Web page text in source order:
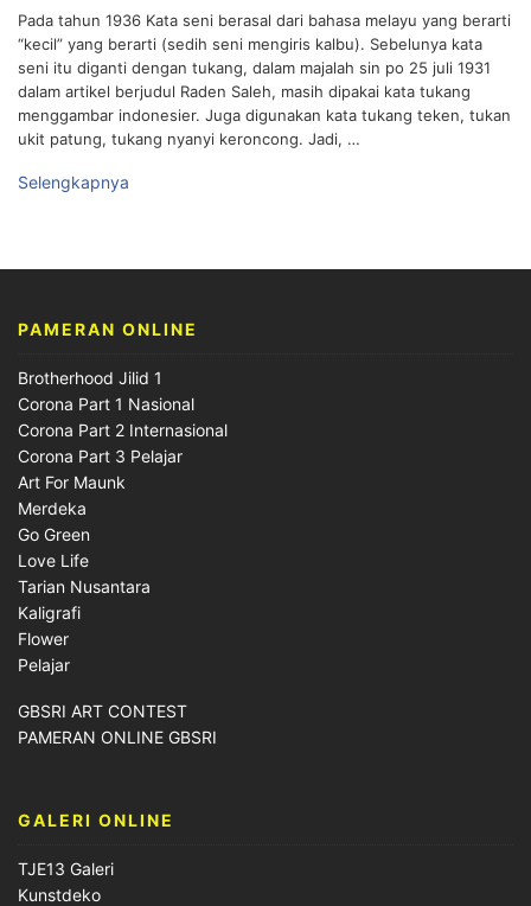
Pada tahun 1936 Kata seni berasal dari bahasa melayu yang berarti
“kecil” yang berarti (sedih seni mengiris kalbu). Sebelunya kata
seni itu diganti dengan tukang, dalam majalah sin po 25 juli 1931
dalam artikel berjudul Raden Saleh, masih dipakai kata tukang
menggambar indonesier. Juga digunakan kata tukang teken, tukan
ukit patung, tukang nyanyi keroncong. Jadi, …
Selengkapnya
PAMERAN ONLINE
Brotherhood Jilid 1
Corona Part 1 Nasional
Corona Part 2 Internasional
Corona Part 3 Pelajar
Art For Maunk
Merdeka
Go Green
Love Life
Tarian Nusantara
Kaligrafi
Flower
Pelajar
GBSRI ART CONTEST
PAMERAN ONLINE GBSRI
GALERI ONLINE
TJE13 Galeri
Kunstdeko